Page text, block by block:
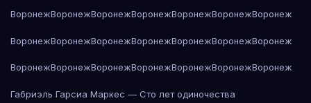
ВоронежВоронежВоронежВоронежВоронежВоронежВоронеж
ВоронежВоронежВоронежВоронежВоронежВоронежВоронеж
ВоронежВоронежВоронежВоронежВоронежВоронежВоронеж
Габриэль Гарсиа Маркес — Сто лет одиночества